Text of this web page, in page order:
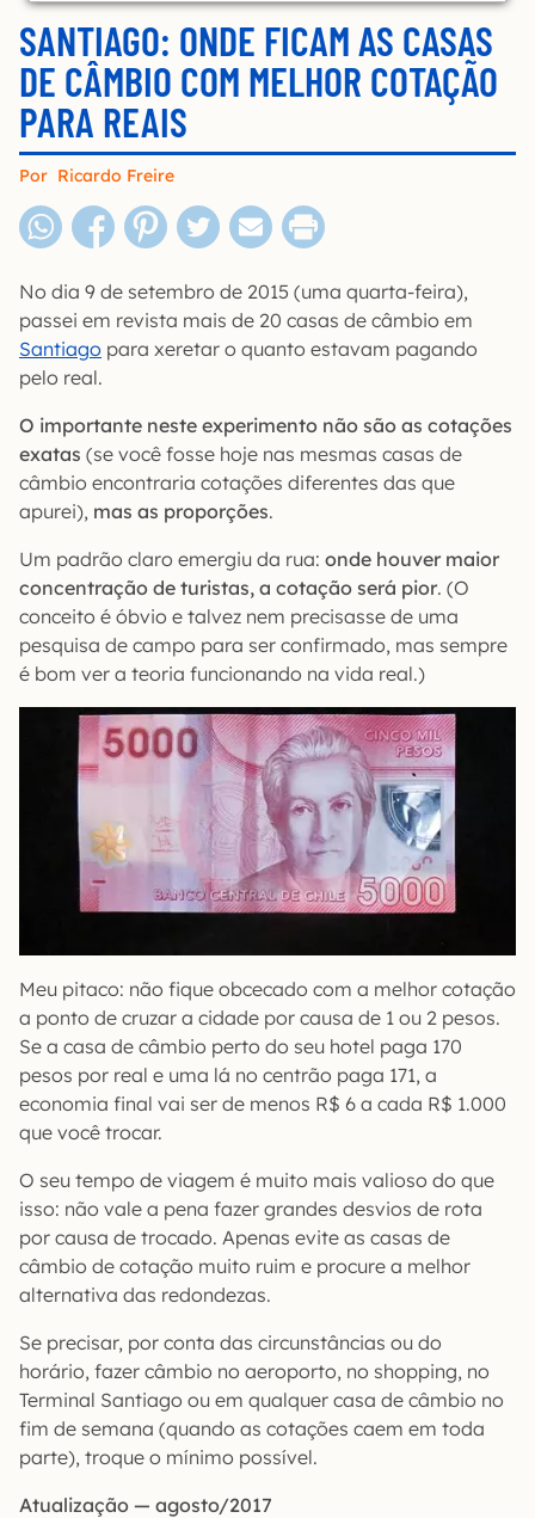
SANTIAGO: ONDE FICAM AS CASAS
DE CÂMBIO COM MELHOR COTAÇÃO
PARA REAIS
Por Ricardo Freire
No dia 9 de setembro de 2015 (uma quarta-feira),
passei em revista mais de 20 casas de câmbio em
Santiago para xeretar o quanto estavam pagando
pelo real.
O importante neste experimento não são as cotações
exatas (se você fosse hoje nas mesmas casas de
câmbio encontraria cotações diferentes das que
apurei), mas as proporções.
Um padrão claro emergiu da rua: onde houver maior
concentração de turistas, a cotação será pior. (O
conceito é óbvio e talvez nem precisasse de uma
pesquisa de campo para ser confirmado, mas sempre
é bom ver a teoria funcionando na vida real.)
Meu pitaco: não fique obcecado com a melhor cotação
a ponto de cruzar a cidade por causa de 1 ou 2 pesos.
Se a casa de câmbio perto do seu hotel paga 170
pesos por real e uma lá no centrão paga 171, a
economia final vai ser de menos R$ 6 a cada R$ 1.000
que você trocar.
O seu tempo de viagem é muito mais valioso do que
isso: não vale a pena fazer grandes desvios de rota
por causa de trocado. Apenas evite as casas de
câmbio de cotação muito ruim e procure a melhor
alternativa das redondezas.
Se precisar, por conta das circunstâncias ou do
horário, fazer câmbio no aeroporto, no shopping, no
Terminal Santiago ou em qualquer casa de câmbio no
fim de semana (quando as cotações caem em toda
parte), troque o mínimo possível.
Atualização — agosto/2017